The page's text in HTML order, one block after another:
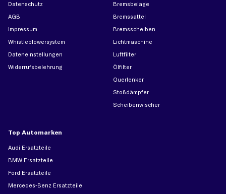
Datenschutz
AGB
Impressum
Whistleblowersystem
Dateneinstellungen
Widerrufsbelehrung
Bremsbeläge
Bremssattel
Bremsscheiben
Lichtmaschine
Luftfilter
Ölfilter
Querlenker
Stoßdämpfer
Scheibenwischer
Top Automarken
Audi Ersatzteile
BMW Ersatzteile
Ford Ersatzteile
Mercedes-Benz Ersatzteile